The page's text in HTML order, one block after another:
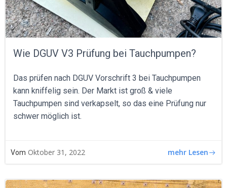
Wie DGUV V3 Prüfung bei Tauchpumpen?
Das prüfen nach DGUV Vorschrift 3 bei Tauchpumpen
kann kniffelig sein. Der Markt ist groß & viele
Tauchpumpen sind verkapselt, so das eine Prüfung nur
schwer möglich ist.
Vom Oktober 31, 2022 mehr Lesen